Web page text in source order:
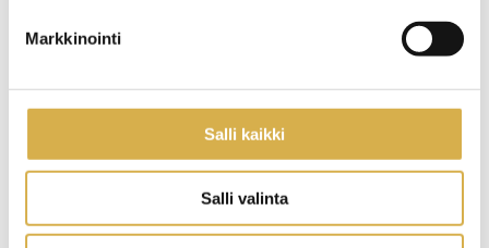
Markkinointi
Salli kaikki
Salli valinta